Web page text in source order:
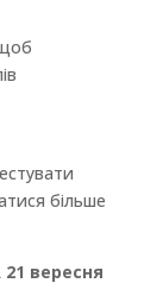
більше
21 вересня